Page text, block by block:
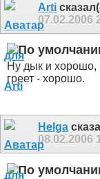
Arti
07.02.2006
Ну дык и хорошо,
греет - хорошо.
Helga
08.02.2006